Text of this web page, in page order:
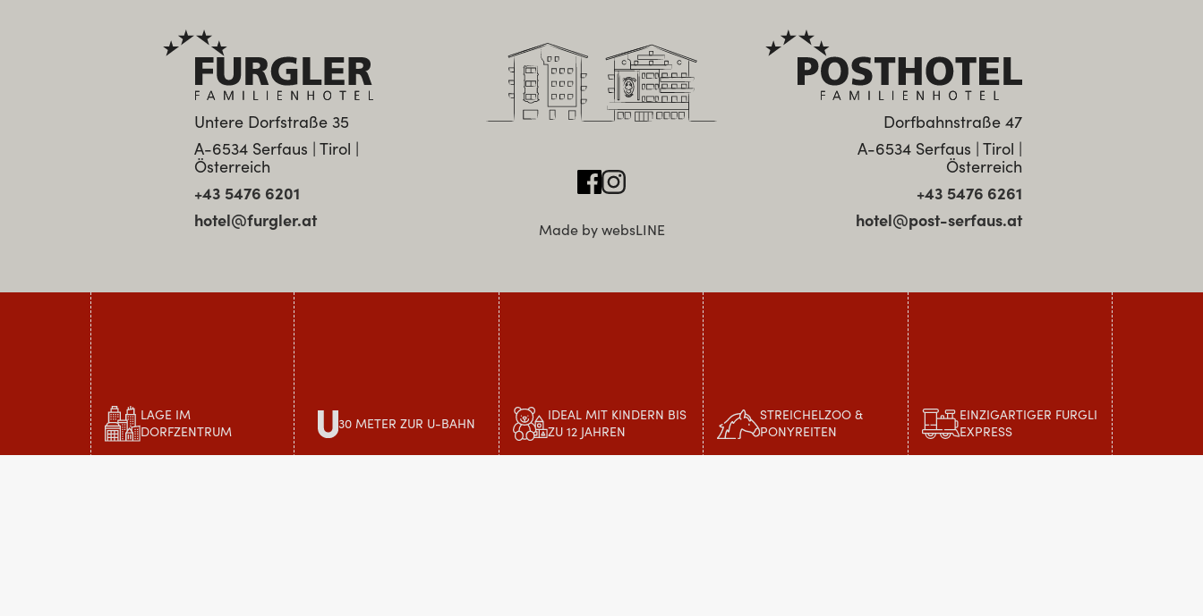
Untere Dorfstraße 35
A-6534 Serfaus | Tirol |
Österreich
+43 5476 6201
hotel@furgler.at
Made by websLINE
Dorfbahnstraße 47
A-6534 Serfaus | Tirol |
Österreich
+43 5476 6261
hotel@post-serfaus.at
LAGE IM
DORFZENTRUM
30 METER ZUR U-BAHN
IDEAL MIT KINDERN BIS
ZU 12 JAHREN
STREICHELZOO &
PONYREITEN
EINZIGARTIGER FURGLI
EXPRESS